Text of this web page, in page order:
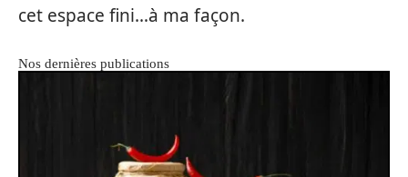
cet espace fini…à ma façon.
Nos dernières publications